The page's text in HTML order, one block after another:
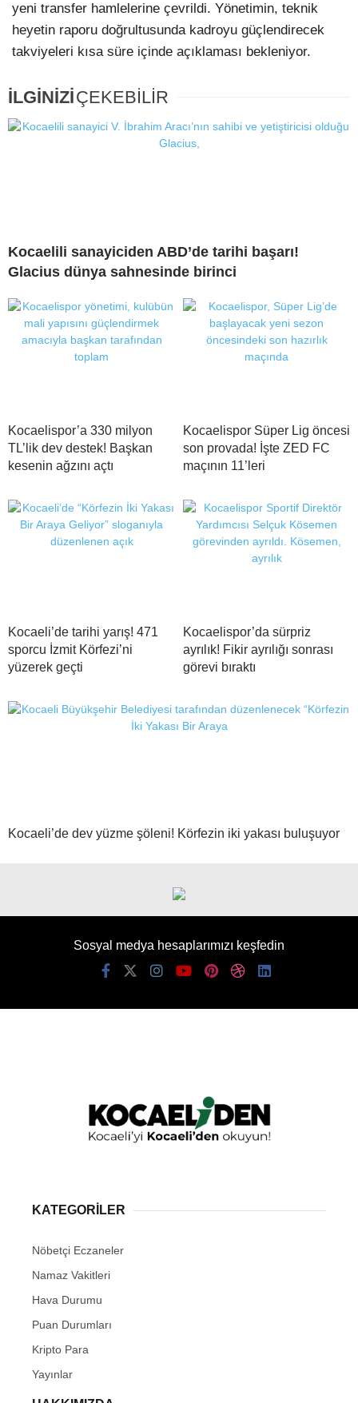
yeni transfer hamlelerine çevrildi. Yönetimin, teknik
heyetin raporu doğrultusunda kadroyu güçlendirecek
takviyeleri kısa süre içinde açıklaması bekleniyor.
İLGİNİZİÇEKEBİLİR
Kocaelili sanayiciden ABD’de tarihi başarı!
Glacius dünya sahnesinde birinci
Kocaelispor’a 330 milyon
TL’lik dev destek! Başkan
kesenin ağzını açtı
Kocaelispor Süper Lig öncesi
son provada! İşte ZED FC
maçının 11’leri
Kocaeli’de tarihi yarış! 471
sporcu İzmit Körfezi’ni
yüzerek geçti
Kocaelispor’da sürpriz
ayrılık! Fikir ayrılığı sonrası
görevi bıraktı
Kocaeli’de dev yüzme şöleni! Körfezin iki yakası buluşuyor
Sosyal medya hesaplarımızı keşfedin
KATEGORİLER
Nöbetçi Eczaneler
Namaz Vakitleri
Hava Durumu
Puan Durumları
Kripto Para
Yayınlar